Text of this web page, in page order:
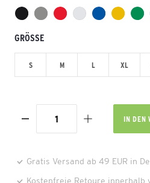
GRÖSSE
S M L XL
IN DEN
Gratis Versand ab 49 EUR in
Kostenfreie Retoure innerhalb